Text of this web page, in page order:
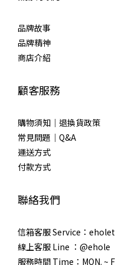
品牌故事
品牌精神
商店介紹
顧客服務
購物須知｜退換貨政策
常見問題｜Q&A
運送方式
付款方式
聯絡我們
信箱客服 Service：
線上客服 Line ：@ehole
服務時間 Time：MON. ~